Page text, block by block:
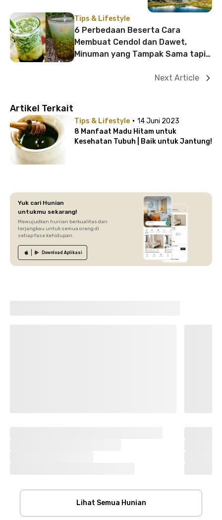
Tips & Lifestyle
6 Perbedaan Beserta Cara
Membuat Cendol dan Dawet,
Minuman yang Tampak Sama tapi
Next Article
Artikel Terkait
Tips & Lifestyle · 14 Juni 2023
8 Manfaat Madu Hitam untuk
Kesehatan Tubuh | Baik untuk Jantung!
Yuk cari Hunian
untukmu sekarang!
Mewujudkan hunian berkualitas dan
terjangkau untuk semua orang di
setiap fase kehidupan.
Download Aplikasi
Lihat Semua Hunian